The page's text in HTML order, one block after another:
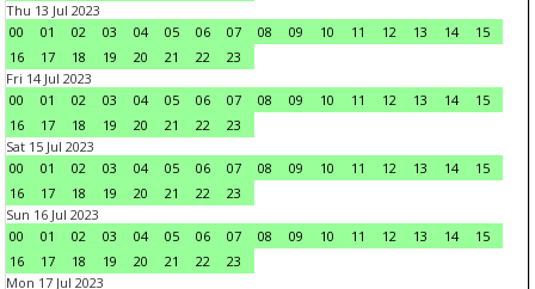
Thu 13 Jul 2023
00
01 02 03 04 05 06 07 08 09 10 11 12 13 14
15
16
17 18 19 20 21 22
23
Fri 14 Jul 2023
00
01 02 03 04 05 06 07 08 09 10 11 12 13 14
15
16
17 18 19 20 21 22
23
Sat 15 Jul 2023
00
01 02 03 04 05 06 07 08 09 10 11 12 13 14
15
16
17 18 19 20 21 22
23
Sun 16 Jul 2023
00
01 02 03 04 05 06 07 08 09 10 11 12 13 14
15
16
17 18 19 20 21 22
23
Mon 17 Jul 2023